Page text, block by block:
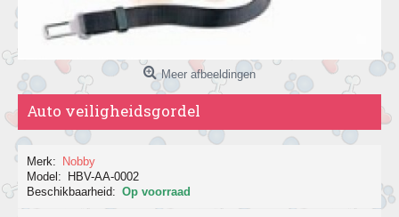
Meer afbeeldingen
Auto veiligheidsgordel
Merk:
Nobby
Model:
HBV-AA-0002
Beschikbaarheid: Op voorraad